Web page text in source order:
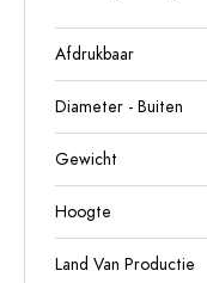
Afdrukbaar
Diameter - Buiten
Gewicht
Hoogte
Land Van Productie